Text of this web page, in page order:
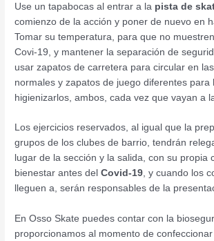
Use un tapabocas al entrar a la pista de
comienzo de la acción y poner de nuevo en
Tomar su temperatura, para que no
Covi-19, y mantener la separación de
usar zapatos de carretera para circular en
normales y zapatos de juego diferentes para
higienizarlos, ambos, cada vez que vayan a
Los ejercicios reservados, al igual que la
grupos de los clubes de barrio, tendrán
lugar de la sección y la salida, con su propia
bienestar antes delCovid-19, y cuando los
lleguen a, serán responsables de la
En Osso Skate puedes contar con la
proporcionamos al momento de